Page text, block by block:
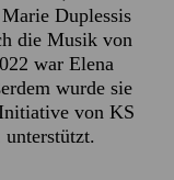
Duplessis
die Musik von
war Elena
wurde sie
von KS